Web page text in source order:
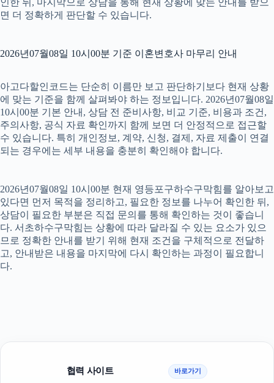
인한 뒤, 마지막으로 상담을 통해 현재 상황에 맞는 안내를 받으
면 더 정확하게 판단할 수 있습니다.
2026년07월08일 10시00분 기준 이혼변호사 마무리 안내
아고다할인코드는 단순히 이름만 보고 판단하기보다 현재 상황
에 맞는 기준을 함께 살펴봐야 하는 정보입니다. 2026년07월08일
10시00분 기본 안내, 상담 전 준비사항, 비교 기준, 비용과 조건,
주의사항, 공식 자료 확인까지 함께 보면 더 안정적으로 접근할
수 있습니다. 특히 개인정보, 계약, 신청, 결제, 자료 제출이 연결
되는 경우에는 세부 내용을 충분히 확인해야 합니다.
2026년07월08일 10시00분 현재 영등포구하수구막힘를 알아보고
있다면 먼저 목적을 정리하고, 필요한 정보를 나누어 확인한 뒤,
상담이 필요한 부분은 직접 문의를 통해 확인하는 것이 좋습니
다. 서초하수구막힘는 상황에 따라 달라질 수 있는 요소가 있으
므로 정확한 안내를 받기 위해 현재 조건을 구체적으로 전달하
고, 안내받은 내용을 마지막에 다시 확인하는 과정이 필요합니
다.
협력 사이트 바로가기